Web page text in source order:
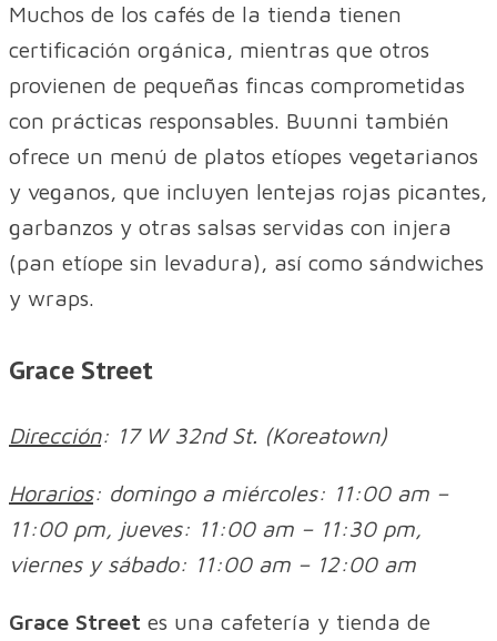
Muchos de los cafés de la tienda tienen
certificación orgánica, mientras que otros
provienen de pequeñas fincas comprometidas
con prácticas responsables. Buunni también
ofrece un menú de platos etíopes vegetarianos
y veganos, que incluyen lentejas rojas picantes,
garbanzos y otras salsas servidas con injera
(pan etíope sin levadura), así como sándwiches
y wraps.
Grace Street
Dirección: 17 W 32nd St. (Koreatown)
Horarios: domingo a miércoles: 11:00 am –
11:00 pm, jueves: 11:00 am – 11:30 pm,
viernes y sábado: 11:00 am – 12:00 am
Grace Street es una cafetería y tienda de